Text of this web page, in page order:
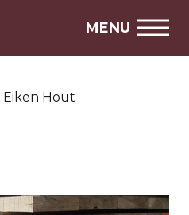
MENU
Eiken Hout